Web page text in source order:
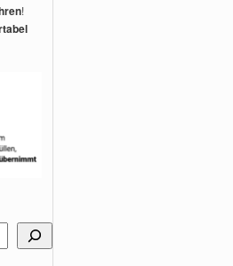
!